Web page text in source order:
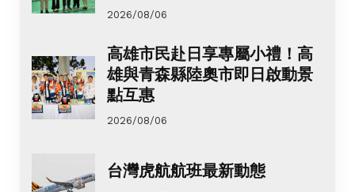
2026/08/06
高雄市民赴日享專屬小禮！高
雄與青森縣陸奧市即日啟動景
點互惠
2026/08/06
台灣虎航航班最新動態